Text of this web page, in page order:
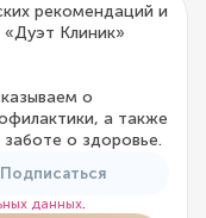
рекомендаций и
Клиник»
о
а также
о здоровье.
Подписаться
данных.